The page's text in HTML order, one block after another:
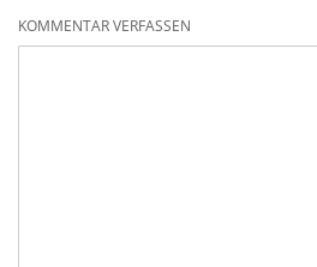
KOMMENTAR VERFASSEN